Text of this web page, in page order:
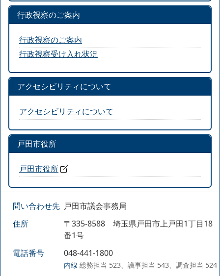
行政視察のご案内
行政視察のご案内
行政視察受け入れ状況
アクセシビリティについて
アクセシビリティについて
戸田市役所
戸田市役所
問い合わせ先 戸田市議会事務局
住所
〒335-8588 埼玉県戸田市上戸田1丁目18
番1号
電話番号
048-441-1800
内線 総務担当 523、議事担当 543、調査担当 524